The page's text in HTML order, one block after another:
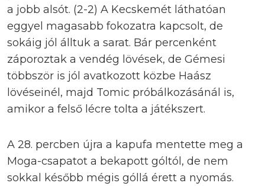
a jobb alsót. (2-2) A Kecskemét láthatóan
eggyel magasabb fokozatra kapcsolt, de
sokáig jól álltuk a sarat. Bár percenként
záporoztak a vendég lövések, de Gémesi
többször is jól avatkozott közbe Haász
lövéseinél, majd Tomic próbálkozásánál is,
amikor a felső lécre tolta a játékszert.
A 28. percben újra a kapufa mentette meg a
Moga-csapatot a bekapott góltól, de nem
sokkal később mégis góllá érett a nyomás.